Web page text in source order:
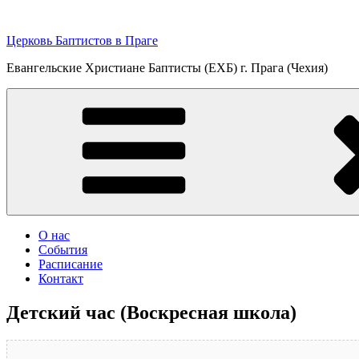
содержимому
Церковь Баптистов в Праге
Евангельские Христиане Баптисты (ЕХБ) г. Прага (Чехия)
О нас
События
Расписание
Контакт
Детский час (Воскресная школа)